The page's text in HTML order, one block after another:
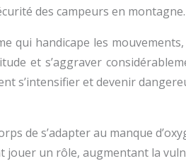
des campeurs en montagne.
qui handicape les
et s’aggraver
s’intensifier et devenir
de s’adapter au manque
un rôle, augmentant la